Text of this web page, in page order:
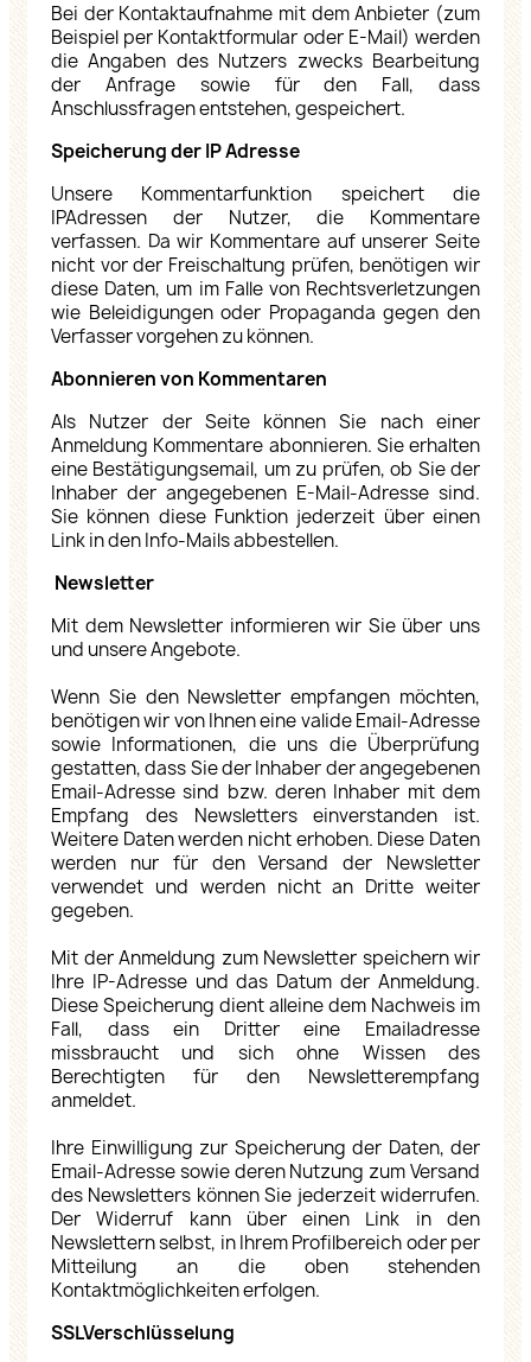
Bei der Kontaktaufnahme mit dem Anbieter (zum
Beispiel per Kontaktformular oder E-Mail) werden
die Angaben des Nutzers zwecks Bearbeitung
der Anfrage sowie für den Fall, dass
Anschlussfragen entstehen, gespeichert.
Speicherung der IP Adresse
Unsere Kommentarfunktion speichert die
IPAdressen der Nutzer, die Kommentare
verfassen. Da wir Kommentare auf unserer Seite
nicht vor der Freischaltung prüfen, benötigen wir
diese Daten, um im Falle von Rechtsverletzungen
wie Beleidigungen oder Propaganda gegen den
Verfasser vorgehen zu können.
Abonnieren von Kommentaren
Als Nutzer der Seite können Sie nach einer
Anmeldung Kommentare abonnieren. Sie erhalten
eine Bestätigungsemail, um zu prüfen, ob Sie der
Inhaber der angegebenen E-Mail-Adresse sind.
Sie können diese Funktion jederzeit über einen
Link in den Info-Mails abbestellen.
Newsletter
Mit dem Newsletter informieren wir Sie über uns
und unsere Angebote.
Wenn Sie den Newsletter empfangen möchten,
benötigen wir von Ihnen eine valide Email-Adresse
sowie Informationen, die uns die Überprüfung
gestatten, dass Sie der Inhaber der angegebenen
Email-Adresse sind bzw. deren Inhaber mit dem
Empfang des Newsletters einverstanden ist.
Weitere Daten werden nicht erhoben. Diese Daten
werden nur für den Versand der Newsletter
verwendet und werden nicht an Dritte weiter
gegeben.
Mit der Anmeldung zum Newsletter speichern wir
Ihre IP-Adresse und das Datum der Anmeldung.
Diese Speicherung dient alleine dem Nachweis im
Fall, dass ein Dritter eine Emailadresse
missbraucht und sich ohne Wissen des
Berechtigten für den Newsletterempfang
anmeldet.
Ihre Einwilligung zur Speicherung der Daten, der
Email-Adresse sowie deren Nutzung zum Versand
des Newsletters können Sie jederzeit widerrufen.
Der Widerruf kann über einen Link in den
Newslettern selbst, in Ihrem Profilbereich oder per
Mitteilung an die oben stehenden
Kontaktmöglichkeiten erfolgen.
SSLVerschlüsselung